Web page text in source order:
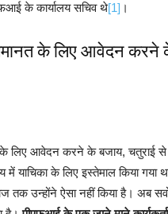
के कार्यालय सचिव थे[1] ।
के लिए आवेदन करने
के लिए आवेदन करने के बजाय, चतुराई
में याचिका के लिए इस्तेमाल किया
उन्होंने ऐसा नहीं किया है। अब